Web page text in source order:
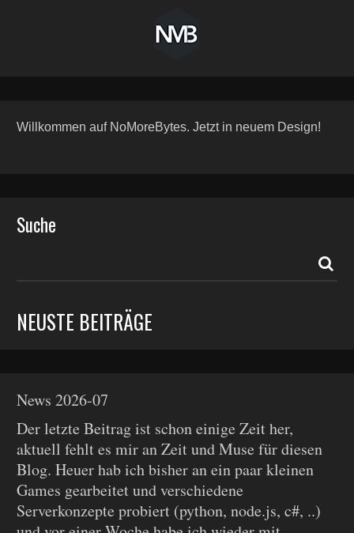
Willkommen auf NoMoreBytes. Jetzt in neuem Design!
Suche
NEUSTE BEITRÄGE
News 2026-07
Der letzte Beitrag ist schon einige Zeit her,
aktuell fehlt es mir an Zeit und Muse für diesen
Blog. Heuer hab ich bisher an ein paar kleinen
Games gearbeitet und verschiedene
Serverkonzepte probiert (python, node.js, c#, ..)